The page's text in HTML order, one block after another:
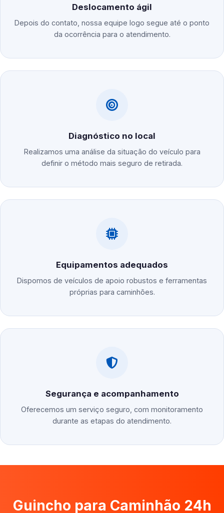
Deslocamento ágil
Depois do contato, nossa equipe logo segue até o ponto
da ocorrência para o atendimento.
Diagnóstico no local
Realizamos uma análise da situação do veículo para
definir o método mais seguro de retirada.
Equipamentos adequados
Dispomos de veículos de apoio robustos e ferramentas
próprias para caminhões.
Segurança e acompanhamento
Oferecemos um serviço seguro, com monitoramento
durante as etapas do atendimento.
Guincho para Caminhão 24h